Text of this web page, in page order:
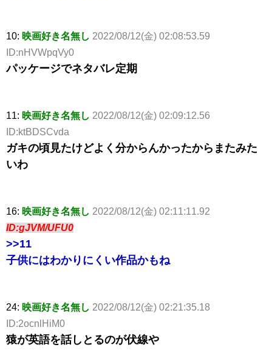
10: 映画好き名無し 2022/08/12(金) 02:08:53.59
ID:nHVWpqVy0
パッケージでネタバレ定期
11: 映画好き名無し 2022/08/12(金) 02:09:12.56
ID:ktBDSCvda
ガキの頃見たけどよく分からんかったからまたみた
いわ
16: 映画好き名無し 2022/08/12(金) 02:11:11.92
ID:gJVM/UFU0
>>11
子供にはわかりにくい作品かもね
24: 映画好き名無し 2022/08/12(金) 02:21:35.18
ID:2ocnlHiM0
猿が英語を話しとるのが伏線や